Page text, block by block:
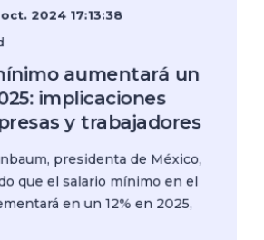
oct. 2024 17:13:38
aumentará un
implicaciones
y trabajadores
presidenta de México,
que el salario mínimo en el
en un 12% en 2025,